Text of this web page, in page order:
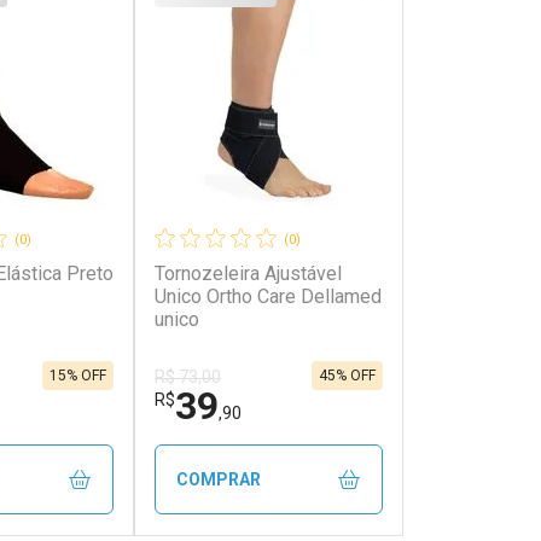
(0)
Preto
15% OFF
(0)
Tornozeleira Ajustável
Unico Ortho Care Dellamed
unico
R$ 73,00
R$39,90
45% OFF
COMPRAR